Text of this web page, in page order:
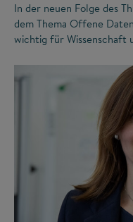
In der neuen Folge des
dem Thema Offene
wichtig für Wissenschaft